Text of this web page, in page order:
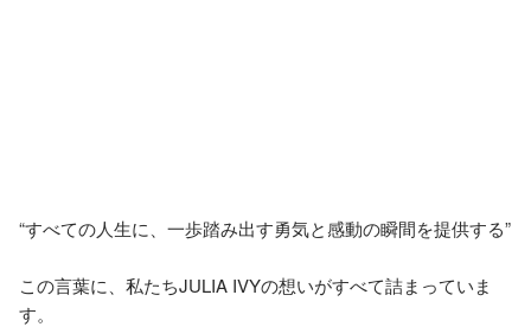
“すべての人生に、一歩踏み出す勇気と感動の瞬間を提供する”
この言葉に、私たちJULIA IVYの想いがすべて詰まっていま
す。